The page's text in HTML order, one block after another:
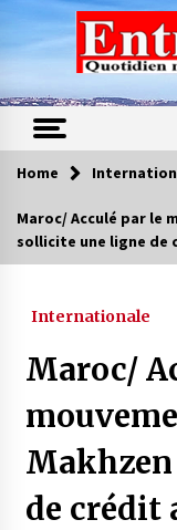
content
Contes de
4
4
Home
Maroc/ Acculé par le
sollicite une ligne de
Internationale
Maroc/
de crédit